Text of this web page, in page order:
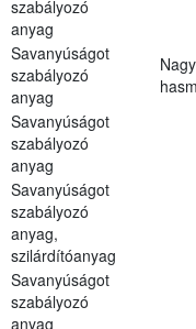
szabályozó
anyag
Savanyúságot
szabályozó
anyag
Savanyúságot
szabályozó
anyag
Savanyúságot
szabályozó
anyag,
szilárdítóanyag
Savanyúságot
szabályozó
anyag